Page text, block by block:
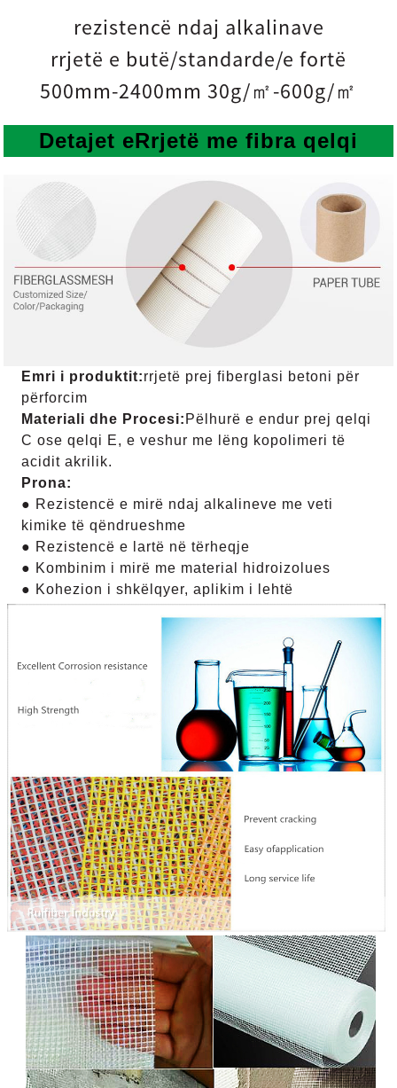
rezistencë ndaj alkalinave
rrjetë e butë/standarde/e fortë
500mm-2400mm 30g/㎡-600g/㎡
Detajet eRrjetë me fibra qelqi
Emri i produktit:rrjetë prej fiberglasi betoni për
përforcim
Materiali dhe Procesi: Pëlhurë e endur prej qelqi
C ose qelqi E, e veshur me lëng kopolimeri të
acidit akrilik.
Prona:
● Rezistencë e mirë ndaj alkalineve me veti
kimike të qëndrueshme
● Rezistencë e lartë në tërheqje
● Kombinim i mirë me material hidroizolues
● Kohezion i shkëlqyer, aplikim i lehtë